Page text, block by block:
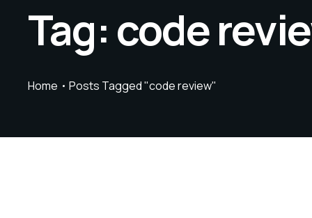
Tag:code
Home Posts Tagged "code review"